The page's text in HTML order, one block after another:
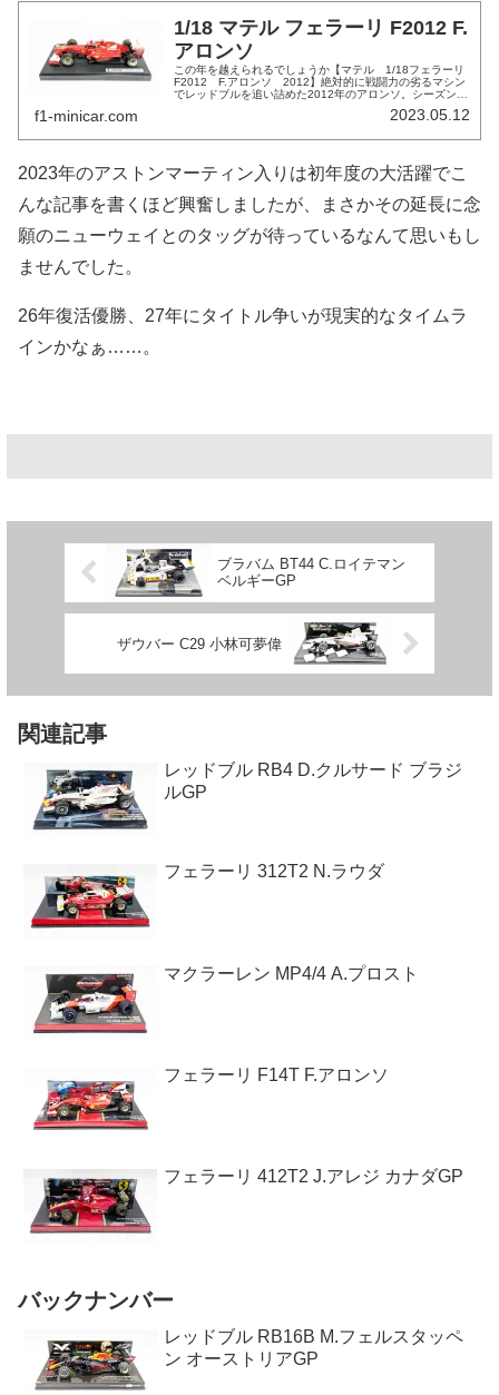
1/18 マテル フェラーリ F2012 F.
アロンソ
この年を越えられるでしょうか【マテル 1/18フェラーリ
F2012 F.アロンソ 2012】絶対的に戦闘力の劣るマシン
でレッドブルを追い詰めた2012年のアロンソ。シーズンを
f1-minicar.com 2023.05.12
2023年のアストンマーティン入りは初年度の大活躍でこ
んな記事を書くほど興奮しましたが、まさかその延長に念
願のニューウェイとのタッグが待っているなんて思いもし
ませんでした。
26年復活優勝、27年にタイトル争いが現実的なタイムラ
インかなぁ……。
ブラバム BT44 C.ロイテマン
ベルギーGP
ザウバー C29 小林可夢偉
関連記事
レッドブル RB4 D.クルサード ブラジ
ルGP
フェラーリ 312T2 N.ラウダ
マクラーレン MP4/4 A.プロスト
フェラーリ F14T F.アロンソ
フェラーリ 412T2 J.アレジ カナダGP
バックナンバー
レッドブル RB16B M.フェルスタッペ
ン オーストリアGP